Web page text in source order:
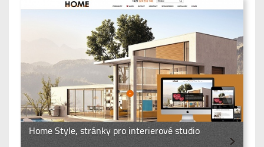
Home Style, stránky pro interierové studio